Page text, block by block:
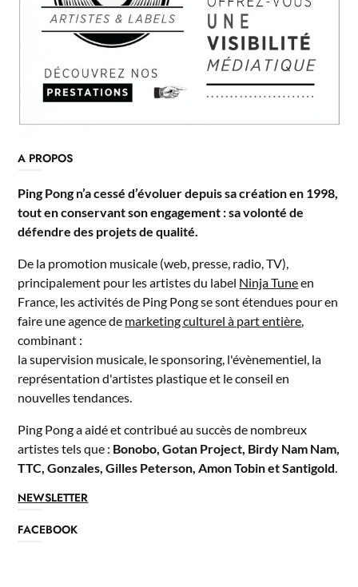
A PROPOS
Ping Pong n’a cessé d’évoluer depuis sa création en 1998,
tout en conservant son engagement : sa volonté de
défendre des projets de qualité.
De la promotion musicale (web, presse, radio, TV),
principalement pour les artistes du label Ninja Tuneen
France, les activités de Ping Pong se sont étendues pour en
faire une agence de marketing culturel à part entière
combinant :
la supervision musicale, le sponsoring, l'évènementiel, la
représentation d'artistes plastique et le conseil en
nouvelles tendances.
Ping Pong a aidé et contribué au succès de nombreux
artistes tels que : Bonobo, Gotan Project, Birdy Nam Nam,
TTC, Gonzales, Gilles Peterson, Amon Tobin et Santigold
NEWSLETTER
FACEBOOK